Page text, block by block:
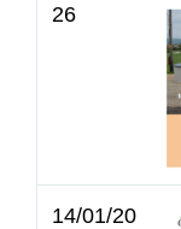
26
14/01/20